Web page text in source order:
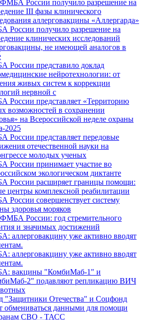
России получило разрешение на
III фазы клинического
аллерговакцины «Аллергарда»
России получило разрешение на
клинических исследований
не имеющей аналогов в
России представило доклад
нейротехнологии: от
живых систем к коррекции
нервной с
России представляет «Территорию
возможностей в сохранении
на Всероссийской неделе охраны
2025
России представляет передовые
отечественной науки на
молодых ученых
России принимает участие во
экологическом диктанте
России расширяет границы помощи:
центры комплексной реабилитации
России совершенствует систему
здоровья моряков
России: год стремительного
и значимых достижений
аллерговакцину уже активно вводят
аллерговакцину уже активно вводят
вакцины "КомбиМаб-1" и
2" подавляют репликацию ВИЧ
"Защитники Отечества" и Соцфонд
обмениваться данными для помощи
СВО - ТАСС